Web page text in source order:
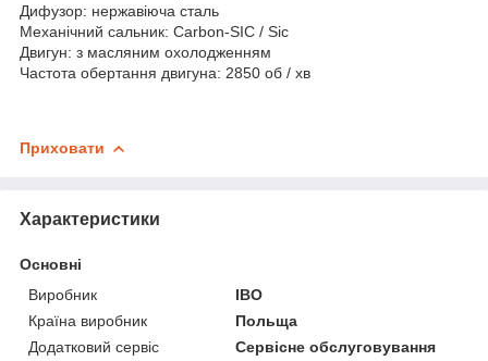
Дифузор: нержавіюча сталь
Механічний сальник: Carbon-SIC / Sic
Двигун: з масляним охолодженням
Частота обертання двигуна: 2850 об / хв
Приховати
Характеристики
Основні
Виробник
IBO
Країна виробник
Польща
Додатковий сервіс
Сервісне обслуговування